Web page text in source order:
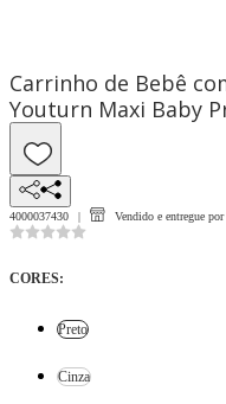
Carrinho de Bebê
Youturn Maxi Baby
4000037430 Vendido e entregue por
CORES:
Preto
Cinza